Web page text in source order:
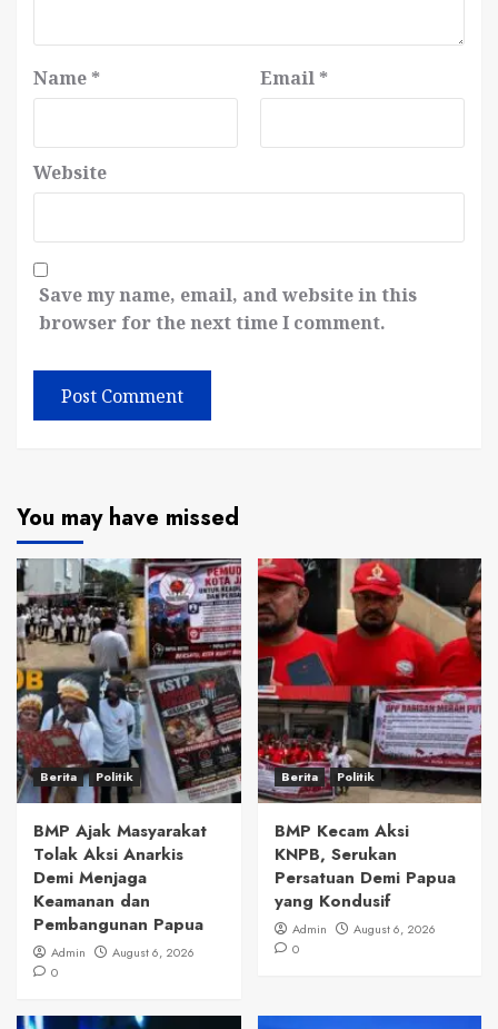
Name * Email *
Website
Save my name, email, and website in this
browser for the next time I comment.
You may have missed
Berita Politik
BMP Ajak Masyarakat
Tolak Aksi Anarkis
Demi Menjaga
Keamanan dan
Pembangunan Papua
Admin
August 6, 2026
0
Berita Politik
BMP Kecam Aksi
KNPB, Serukan
Persatuan Demi Papua
yang Kondusif
Admin
August 6, 2026
0